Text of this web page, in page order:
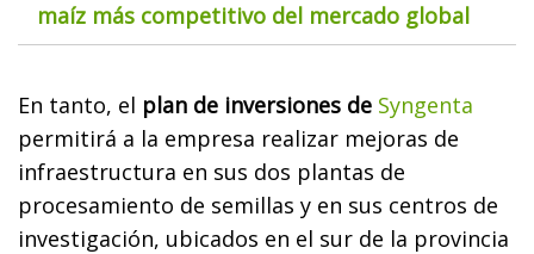
maíz más competitivo del mercado global
En tanto, el plan de inversiones de Syngenta
permitirá a la empresa realizar mejoras de
infraestructura en sus dos plantas de
procesamiento de semillas y en sus centros de
investigación, ubicados en el sur de la provincia